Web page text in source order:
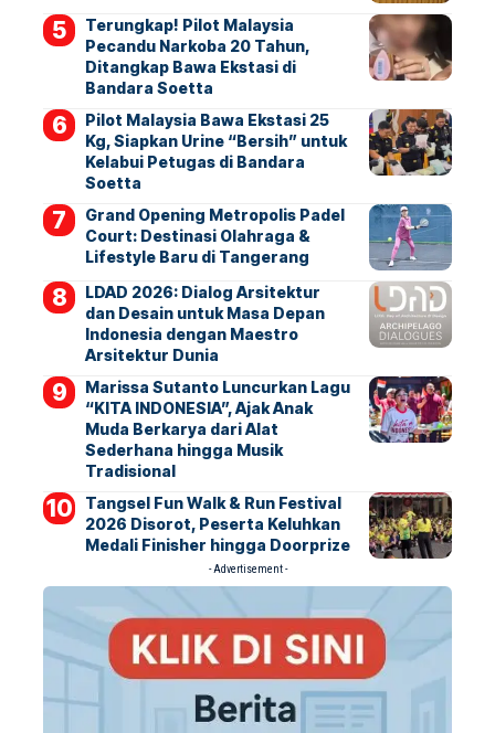
Terungkap! Pilot Malaysia
Pecandu Narkoba 20 Tahun,
Ditangkap Bawa Ekstasi di
Bandara Soetta
Pilot Malaysia Bawa Ekstasi 25
Kg, Siapkan Urine “Bersih” untuk
Kelabui Petugas di Bandara
Soetta
Grand Opening Metropolis Padel
Court: Destinasi Olahraga &
Lifestyle Baru di Tangerang
LDAD 2026: Dialog Arsitektur
dan Desain untuk Masa Depan
Indonesia dengan Maestro
Arsitektur Dunia
Marissa Sutanto Luncurkan Lagu
“KITA INDONESIA”, Ajak Anak
Muda Berkarya dari Alat
Sederhana hingga Musik
Tradisional
Tangsel Fun Walk & Run Festival
2026 Disorot, Peserta Keluhkan
Medali Finisher hingga Doorprize
- Advertisement -